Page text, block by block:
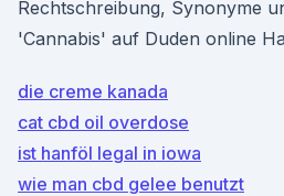
Rechtschreibung, Synonyme
'Cannabis' auf Duden online
die creme kanada
cat cbd oil overdose
ist hanföl legal in iowa
wie man cbd gelee benutzt